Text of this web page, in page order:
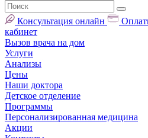
Консультация онлайн
кабинет
Вызов врача на дом
Услуги
Анализы
Цены
Наши доктора
Детское отделение
Программы
Персонализированная медицина
Акции